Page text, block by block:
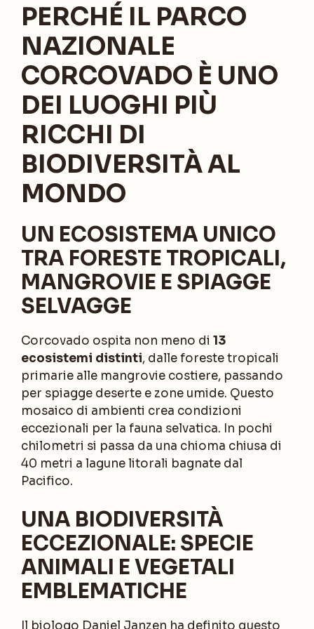
PERCHÉ IL PARCO
NAZIONALE
CORCOVADO È UNO
DEI LUOGHI PIÙ
RICCHI DI
BIODIVERSITÀ AL
MONDO
UN ECOSISTEMA UNICO
TRA FORESTE TROPICALI,
MANGROVIE E SPIAGGE
SELVAGGE
Corcovado ospita non meno di 13
ecosistemi distinti, dalle foreste tropicali
primarie alle mangrovie costiere, passando
per spiagge deserte e zone umide. Questo
mosaico di ambienti crea condizioni
eccezionali per la fauna selvatica. In pochi
chilometri si passa da una chioma chiusa di
40 metri a lagune litorali bagnate dal
Pacifico.
UNA BIODIVERSITÀ
ECCEZIONALE: SPECIE
ANIMALI E VEGETALI
EMBLEMATICHE